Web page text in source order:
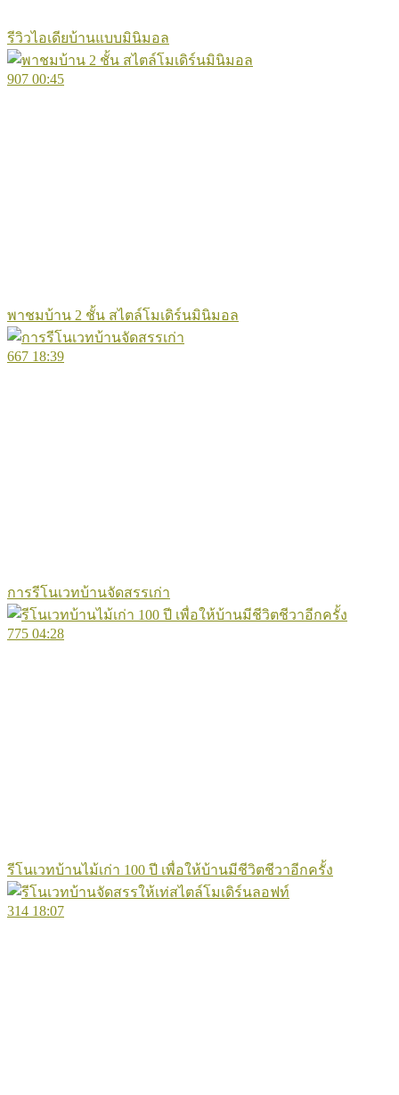
รีวิวไอเดียบ้านแบบมินิมอล
907 00:45
พาชมบ้าน 2 ชั้น สไตล์โมเดิร์นมินิมอล
667 18:39
การรีโนเวทบ้านจัดสรรเก่า
775 04:28
รีโนเวทบ้านไม้เก่า 100 ปี เพื่อให้บ้านมีชีวิตชีวาอีกครั้ง
314 18:07